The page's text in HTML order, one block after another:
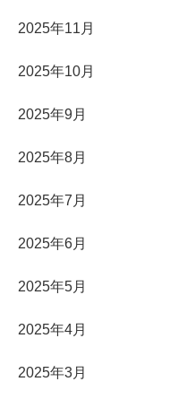
2025年11月
2025年10月
2025年9月
2025年8月
2025年7月
2025年6月
2025年5月
2025年4月
2025年3月